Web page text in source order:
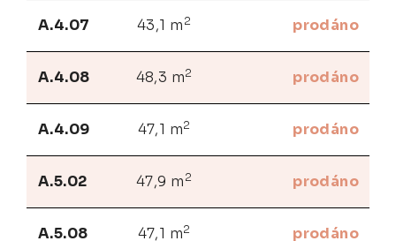
A.4.07 43,1 m 2 prodáno
A.4.08 48,3 m2 prodáno
A.4.09 47,1 m2 prodáno
A.5.02 47,9 m 2 prodáno
A.5.08 47,1 m2 prodáno